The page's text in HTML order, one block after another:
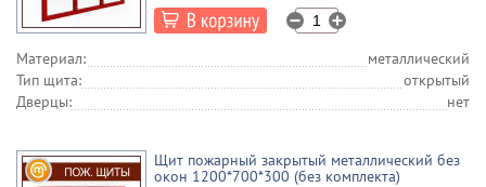
Материал:
металлический
Тип щита:
открытый
Дверцы:
нет
Щит пожарный закрытый металлический без
окон 1200*700*300 (без комплекта)